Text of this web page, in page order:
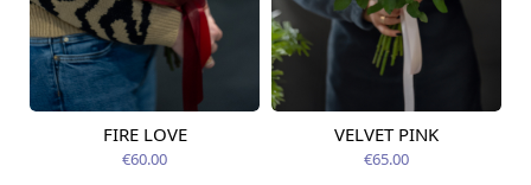
Pieejams šodien
FIRE LOVE
€60.00
Pieejams šodien
VELVET PINK
€65.00